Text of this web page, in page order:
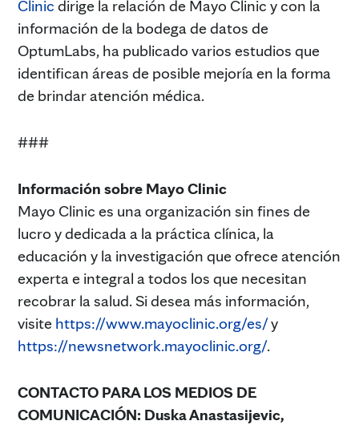
Clinic dirige la relación de Mayo Clinic y con la
información de la bodega de datos de
OptumLabs, ha publicado varios estudios que
identifican áreas de posible mejoría en la forma
de brindar atención médica.
###
Información sobre Mayo Clinic
Mayo Clinic es una organización sin fines de
lucro y dedicada a la práctica clínica, la
educación y la investigación que ofrece atención
experta e integral a todos los que necesitan
recobrar la salud. Si desea más información,
visite https://www.mayoclinic.org/es/y
https://newsnetwork.mayoclinic.org/.
CONTACTO PARA LOS MEDIOS DE
COMUNICACIÓN: Duska Anastasijevic,